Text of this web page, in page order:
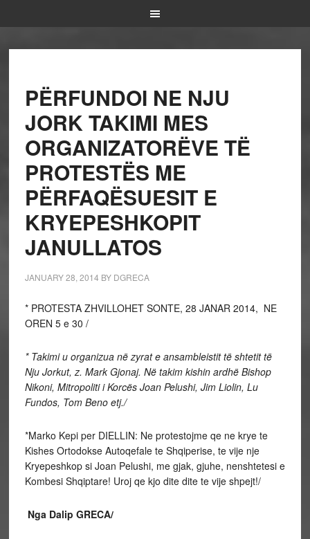
PËRFUNDOI NE NJU
JORK TAKIMI MES
ORGANIZATORËVE TË
PROTESTËS ME
PËRFAQËSUESIT E
KRYEPESHKOPIT
JANULLATOS
JANUARY 28, 2014 BY DGRECA
* PROTESTA ZHVILLOHET SONTE, 28 JANAR 2014, NE
OREN 5 e 30 /
* Takimi u organizua në zyrat e ansambleistit të shtetit të
Nju Jorkut, z. Mark Gjonaj. Në takim kishin ardhë Bishop
Nikoni, Mitropoliti i Korcës Joan Pelushi, Jim Liolin, Lu
Fundos, Tom Beno etj./
*Marko Kepi per DIELLIN: Ne protestojme qe ne krye te
Kishes Ortodokse Autoqefale te Shqiperise, te vije nje
Kryepeshkop si Joan Pelushi, me gjak, gjuhe, nenshtetesi e
Kombesi Shqiptare! Uroj qe kjo dite dite te vije shpejt!/
Nga Dalip GRECA/